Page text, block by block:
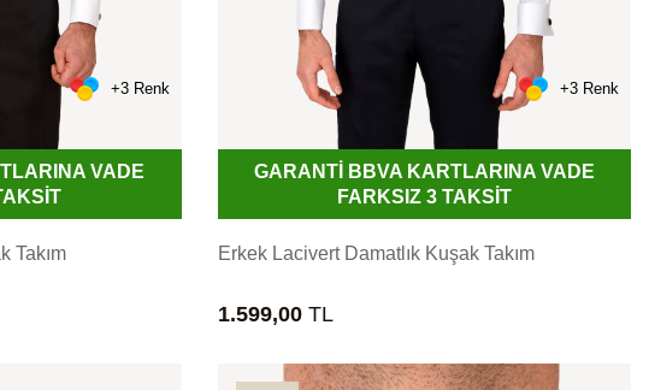
+3 Renk
VADE
Takım
+3 Renk
GARANTİ BBVA KARTLARINA VADE
FARKSIZ 3 TAKSİT
Erkek Lacivert Damatlık Kuşak Takım
1.599,00TL